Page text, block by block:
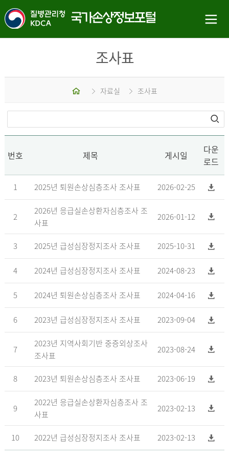
조사표
홈 자료실 조사표
번호 제목 게시일
다운
로드
1 2025년 퇴원손상심층조사 조사표 2026-02-25
2
2026년 응급실손상환자심층조사 조
사표
2026-01-12
3 2025년 급성심장정지조사 조사표 2025-10-31
4 2024년 급성심장정지조사 조사표 2024-08-23
5 2024년 퇴원손상심층조사 조사표 2024-04-16
6 2023년 급성심장정지조사 조사표 2023-09-04
7
2023년 지역사회기반 중증외상조사
조사표
2023-08-24
8 2023년 퇴원손상심층조사 조사표 2023-06-19
9
2022년 응급실손상환자심층조사 조
사표
2023-02-13
10 2022년 급성심장정지조사 조사표 2023-02-13